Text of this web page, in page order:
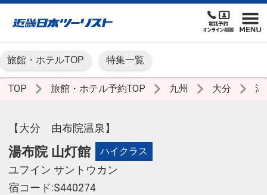
旅館・ホテルTOP 特集一覧
TOP 旅館・ホテル予約TOP 九州 大分
【大分 由布院温泉】
湯布院 山灯館 ハイクラス
ユフイン サントウカン
宿コード:S440274